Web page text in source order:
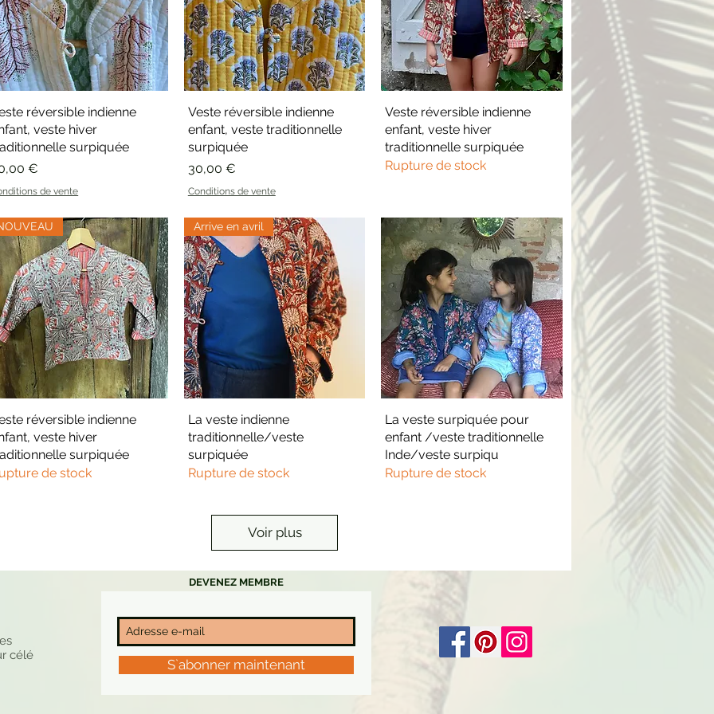
Aperçu rapide
réversible indienne
veste hiver
surpiquée
€
de vente
Aperçu rapide
Veste réversible indienne
enfant, veste traditionnelle
surpiquée
Prix
30,00 €
Conditions de vente
Aperçu rapide
Veste réversible indienne
enfant, veste hiver
traditionnelle surpiquée
Rupture de stock
Aperçu rapide
réversible indienne
veste hiver
surpiquée
de stock
Aperçu rapide
Arrive en avril
La veste indienne
traditionnelle/veste
surpiquée
Rupture de stock
Aperçu rapide
La veste surpiquée pour
enfant /veste traditionnelle
Inde/veste surpiqu
Rupture de stock
Voir plus
DEVENEZ MEMBRE
célé
S`abonner maintenant